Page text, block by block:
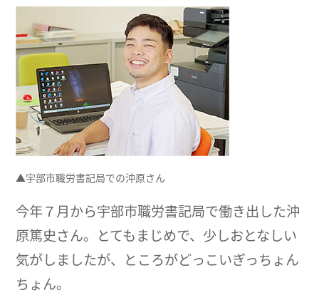
▲宇部市職労書記局での沖原さん
今年７月から宇部市職労書記局で働き出した沖
原篤史さん。とてもまじめで、少しおとなしい
気がしましたが、ところがどっこいぎっちょん
ちょん。